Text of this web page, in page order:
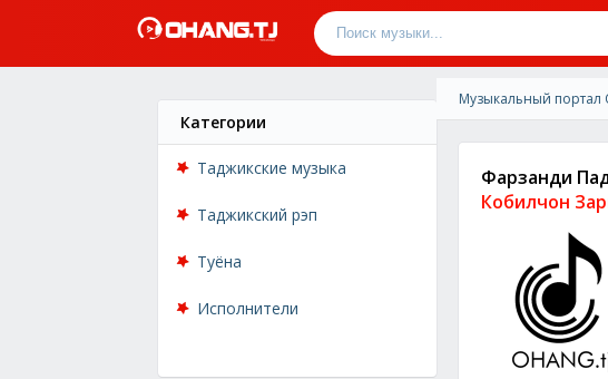
Категории
Таджикские музыка
Таджикский рэп
Туёна
Исполнители
Музыкальный портал
Фарзанди
Кобилчон